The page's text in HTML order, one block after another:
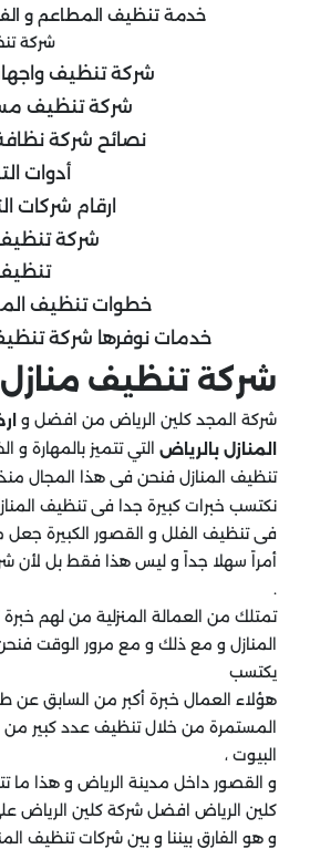
خدمة تنظيف المطاعم و
شركة
شركة تنظيف
شركة تنظيف
ارقام شركات
شركة
خدمات نوفرها شركة
شركة تنظيف منازل
شركة المجد كلين الرياض من افضل و
المنازل بالرياض التي تتميز بالمهارة و
تنظيف المنازل فنحن فى هذا المجال
نكتسب خبرات كبيرة جدا فى تنظيف
فى تنظيف الفلل و القصور الكبيرة
أمراً سهلا جداً و ليس هذا فقط بل لأن
.
تمتلك من العمالة المنزلية من لهم
المنازل و مع ذلك و مع مرور الوقت
يكتسب
هؤلاء العمال خبرة أكبر من السابق عن
المستمرة من خلال تنظيف عدد كبير من
البيوت ،
و القصور داخل مدينة الرياض و هذا ما
كلين الرياض افضل شركة كلين الرياض
و هو الفارق بيننا و بين شركات تنظيف